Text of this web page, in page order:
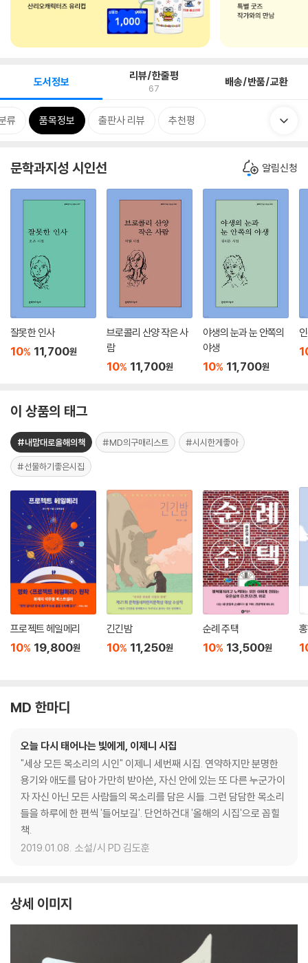
도서정보 리뷰/한줄평
67 배송/반품/교환
류 품목정보 출판사 리뷰 추천평
문학과지성 시인선 알림신청
잘못한 인사
10% 11,700원
브로콜리 산양 작은 사
람
10% 11,700원
야생의 눈과 눈 안쪽의
야생
10% 11,700원
이 상품의 태그
#내맘대로올해의책 #MD의구매리스트 #시시한게좋아
#선물하기좋은시집
프로젝트 헤일메리
10% 19,800원
긴긴밤
10% 11,250원
순례 주택
10% 13,500원
MD 한마디
오늘 다시 태어나는 빛에게, 이제니 시집
"세상 모든 목소리의 시인" 이제니 세번째 시집. 연약하지만 분명한
용기와 애도를 담아 가만히 받아쓴, 자신 안에 있는 또 다른 누군가이
자 자신 아닌 모든 사람들의 목소리를 담은 시들. 그런 담담한 목소리
들을 하루에 한 편씩 '들어보길'. 단언하건대 '올해의 시집'으로 꼽힐
책.
2019.01.08. 소설/시 PD 김도훈
상세 이미지